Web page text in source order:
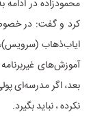
محمودزاده در
کرد و گفت: در
ایاب‌ذهاب
بعد، اگر مدرسه‌ای
نکرده ، نباید بگیرد.